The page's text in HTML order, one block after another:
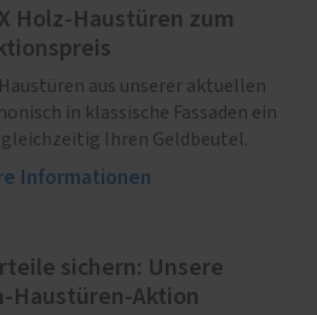
Holz-Haustüren zum
aus unserer aktuellen
in klassische Fassaden ein
gleichzeitig Ihren Geldbeutel.
Informationen
sichern: Unsere
Haustüren-Aktion